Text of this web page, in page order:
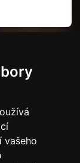
vašeho